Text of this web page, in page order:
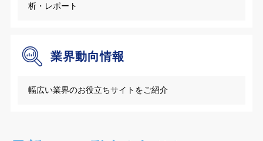
析・レポート
業界動向情報
幅広い業界のお役立ちサイトをご紹介